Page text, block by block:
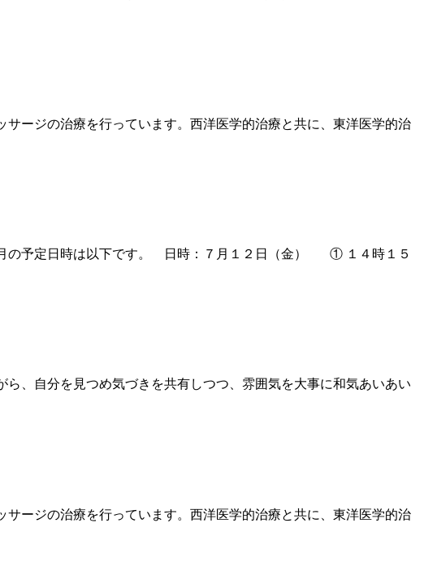
ージの治療を行っています。西洋医学的治療と共に、東洋医学的治
月の予定日時は以下です。 日時：７月１２日（金） ① １４時１５
、自分を見つめ気づきを共有しつつ、雰囲気を大事に和気あいあい
ージの治療を行っています。西洋医学的治療と共に、東洋医学的治